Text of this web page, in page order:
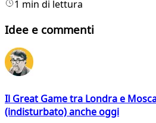
1 min di lettura
Idee e commenti
Il Great Game tra Londra e
(indisturbato) anche oggi